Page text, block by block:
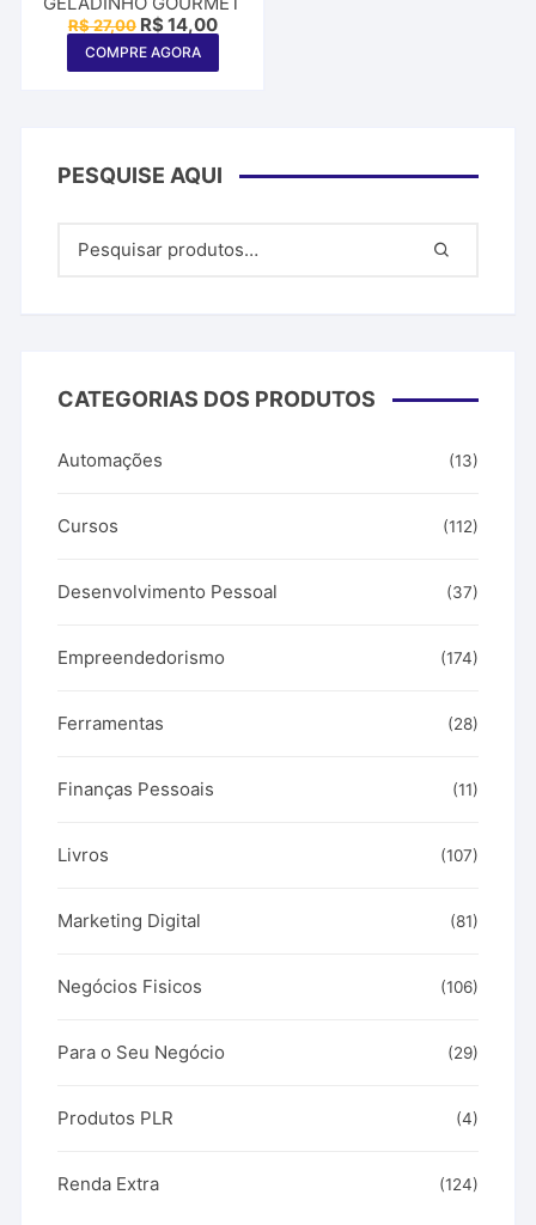
R$27,00 O
preço
original
era:
R$14,00O
preço
é:
COMPRE AGORA
PESQUISE AQUI
CATEGORIAS DOS PRODUTOS
Automações (13)
Cursos (112)
Desenvolvimento Pessoal (37)
Empreendedorismo (174)
Ferramentas (28)
Finanças Pessoais (11)
Livros (107)
Marketing Digital (81)
Negócios Fisicos (106)
Para o Seu Negócio (29)
Produtos PLR (4)
Renda Extra (124)